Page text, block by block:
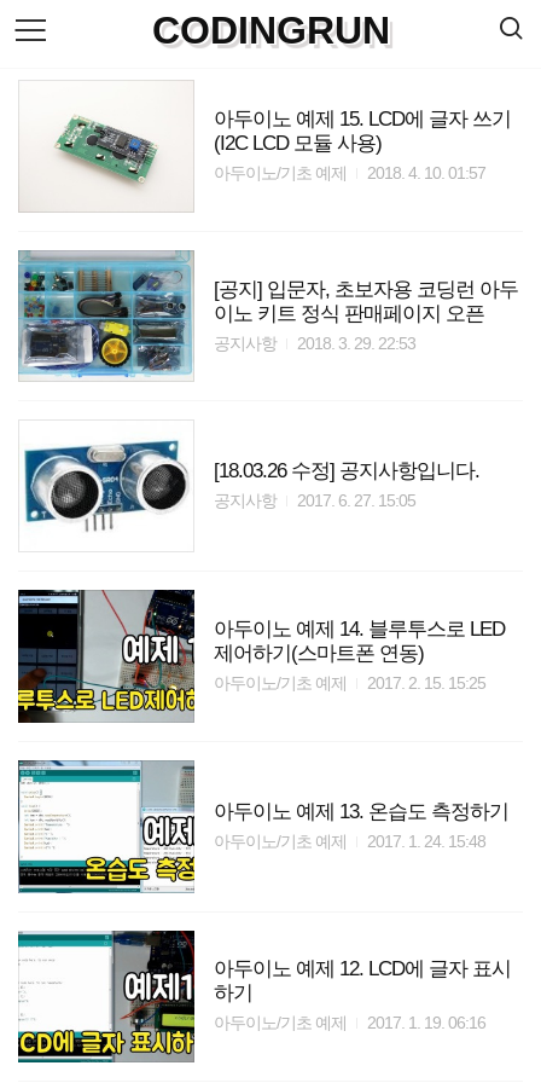
본
문
로
CODINGRUN
아두이노 예제 15. LCD에 글자 쓰기
(I2C LCD 모듈 사용)
아두이노/기초 예제 2018. 4. 10. 01:57
[공지] 입문자, 초보자용 코딩런 아두
이노 키트 정식 판매페이지 오픈
공지사항 2018. 3. 29. 22:53
[18.03.26 수정] 공지사항입니다.
공지사항 2017. 6. 27. 15:05
아두이노 예제 14. 블루투스로 LED
제어하기(스마트폰 연동)
아두이노/기초 예제 2017. 2. 15. 15:25
아두이노 예제 13. 온습도 측정하기
아두이노/기초 예제 2017. 1. 24. 15:48
아두이노 예제 12. LCD에 글자 표시
하기
아두이노/기초 예제 2017. 1. 19. 06:16
방명록
색